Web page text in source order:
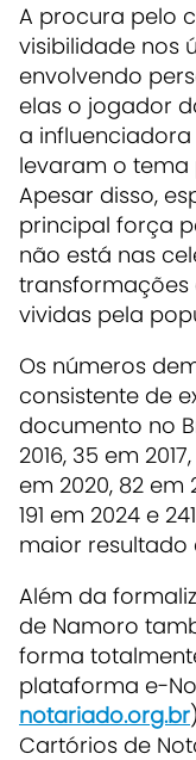
A procura pelo
visibilidade nos
envolvendo
elas o jogador
a
levaram o
Apesar disso,
principal força
não está nas
vividas pela
Os números
consistente de
documento no
2016, 35 em
em 2020, 82 em
191 em 2024 e
maior resultado
Além da
de Namoro
forma
plataforma e-
notariado.org.br
Cartórios de